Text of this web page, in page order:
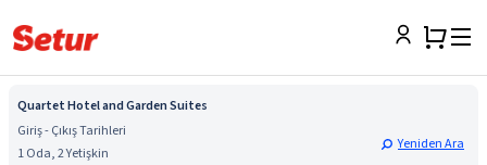
Quartet Hotel and Garden Suites
Giriş - Çıkış Tarihleri
1 Oda, 2 Yetişkin
Yeniden Ara